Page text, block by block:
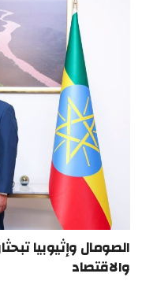
الصومال وإثيوبيا
والاقتصاد